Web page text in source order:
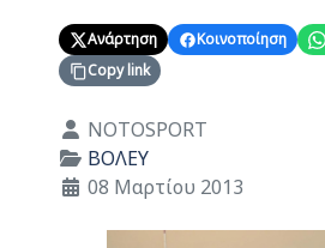
Ανάρτηση Κοινοποίηση
Copy link
Λεπτομέρειες
NOTOSPORT
ΒΟΛΕΥ
08 Μαρτίου 2013